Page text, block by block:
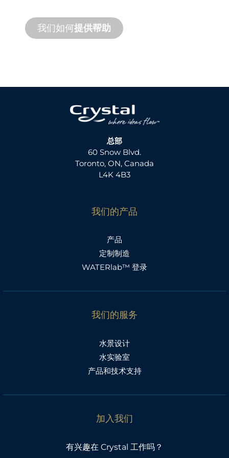
我们如何提供帮助
总部
60 Snow Blvd.
Toronto, ON, Canada
L4K 4B3
我们的产品
产品
定制制造
WATERlab™ 登录
我们的服务
水景设计
水实验室
产品和技术支持
加入我们
有兴趣在 Crystal 工作吗？